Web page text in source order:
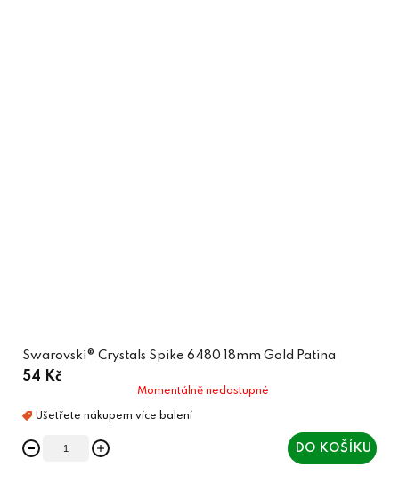
Swarovski® Crystals Spike 6480 18mm Gold Patina
54 Kč
Momentálně nedostupné
DO KOŠÍKU